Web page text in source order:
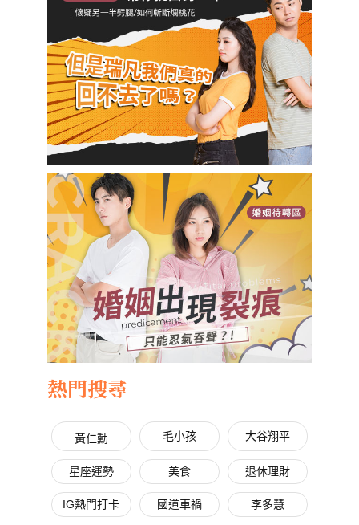
熱門搜尋
黃仁勳 毛小孩 大谷翔平
星座運勢 美食 退休理財
IG熱門打卡 國道車禍 李多慧